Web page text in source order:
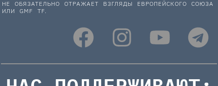
НЕ ОБЯЗАТЕЛЬНО ОТРАЖАЕТ ВЗГЛЯДЫ ЕВРОПЕЙСКОГО СОЮЗА
ИЛИ GMF TF.